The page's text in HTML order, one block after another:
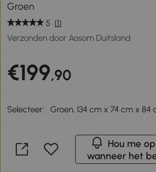
Groen
5 (1)
Verzonden door Aosom Duitsland
€199,90
Selecteer: Groen, 134 cm x 74 cm x 84
Hou me
wanneer het